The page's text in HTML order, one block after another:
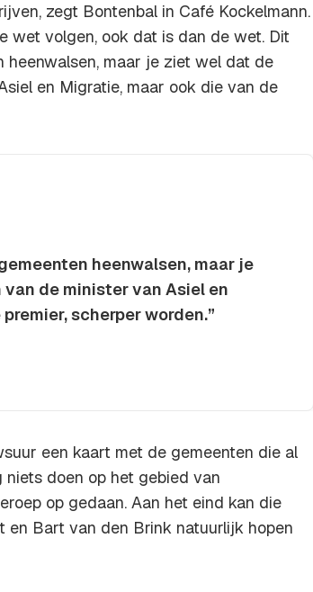
zegt Bontenbal in Café Kockelmann.
wet volgen, ook dat is dan de wet. Dit
maar je ziet wel dat de
en Migratie, maar ook die van de
heenwalsen, maar je
de minister van Asiel en
scherper worden.”
een kaart met de gemeenten die al
doen op het gebied van
op gedaan. Aan het eind kan die
en Bart van den Brink natuurlijk hopen